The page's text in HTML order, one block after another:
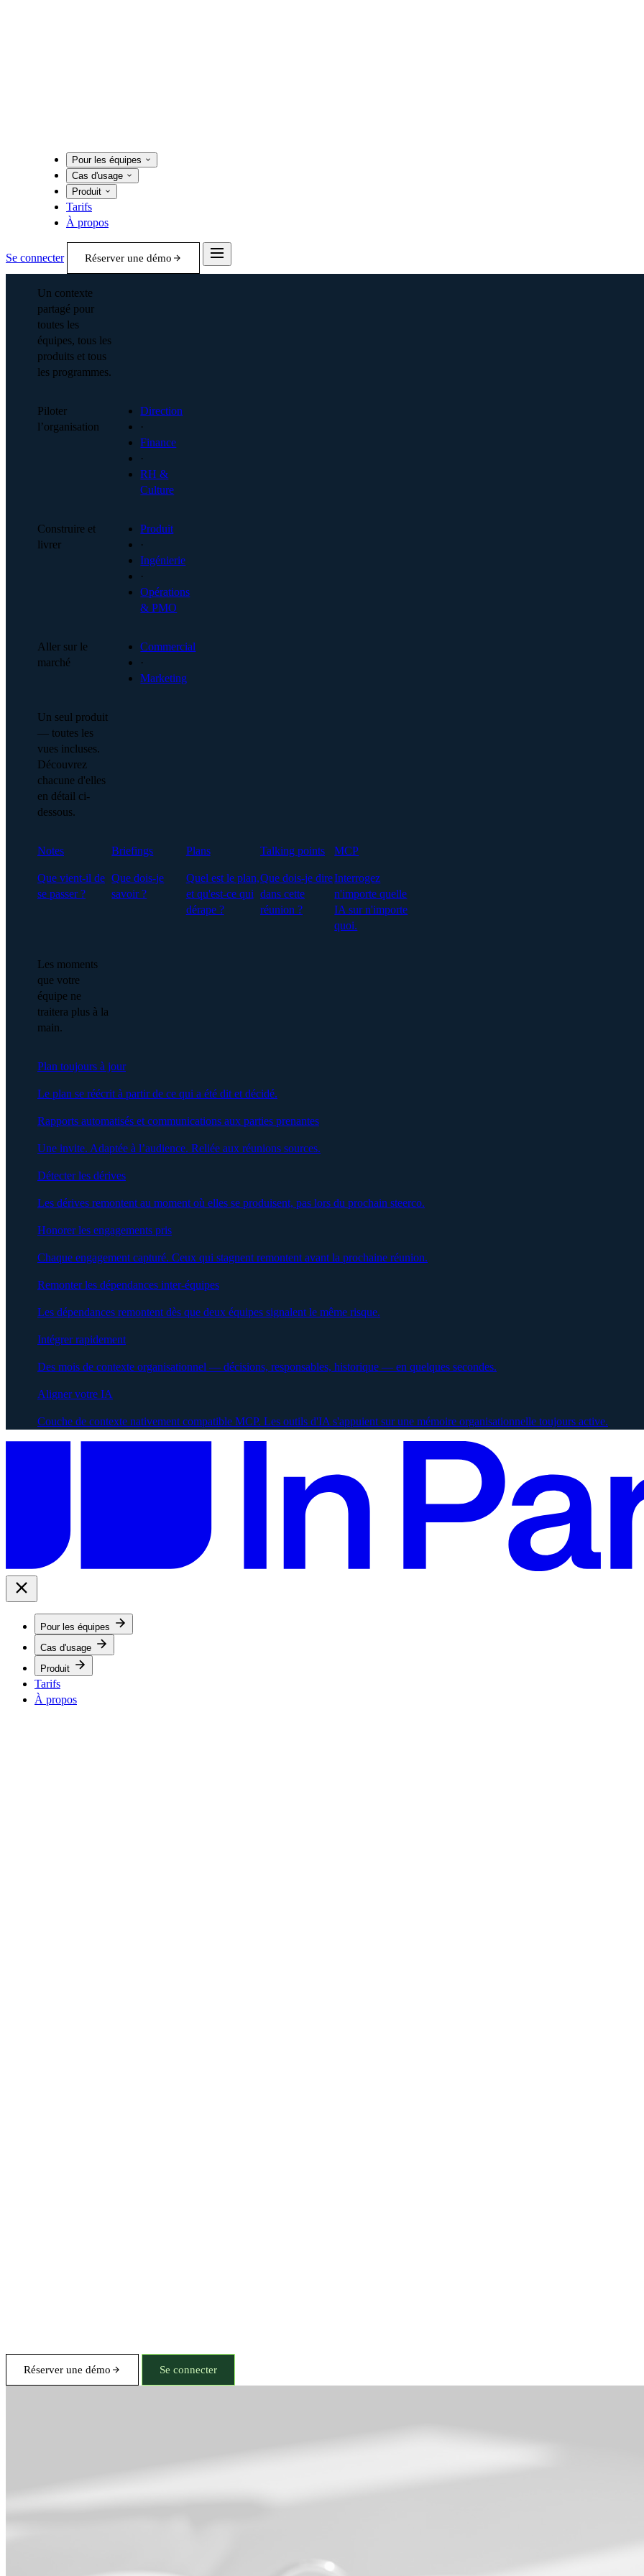
Pour les équipes
Cas d'usage
Produit
Tarifs
À propos
Se connecter Réserver une démo
Un contexte
partagé pour
toutes les
équipes, tous les
produits et tous
les programmes.
Piloter
l’organisation
Direction
·
Finance
·
RH &
Culture
Construire et
livrer
Produit
·
Ingénierie
·
Opérations
& PMO
Aller sur le
marché
Commercial
·
Marketing
Un seul produit
— toutes les
vues incluses.
Découvrez
chacune d'elles
en détail ci-
dessous.
Notes
Que vient-il de
se passer ?
Briefings
Que dois-je
savoir ?
Plans
Quel est le plan,
et qu'est-ce qui
dérape ?
Talking points
Que dois-je dire
dans cette
réunion ?
MCP
Interrogez
n'importe quelle
IA sur n'importe
quoi.
Les moments
que votre
équipe ne
traitera plus à la
main.
Plan toujours à jour
Le plan se réécrit à partir de ce qui a été dit et décidé.
Rapports automatisés et communications aux parties prenantes
Une invite. Adaptée à l’audience. Reliée aux réunions sources.
Détecter les dérives
Les dérives remontent au moment où elles se produisent, pas lors du prochain steerco.
Honorer les engagements pris
Chaque engagement capturé. Ceux qui stagnent remontent avant la prochaine réunion.
Remonter les dépendances inter-équipes
Les dépendances remontent dès que deux équipes signalent le même risque.
Intégrer rapidement
Des mois de contexte organisationnel — décisions, responsables, historique — en quelques secondes.
Aligner votre IA
Couche de contexte nativement compatible MCP. Les outils d'IA s'appuient sur une mémoire organisationnelle toujours active.
Pour les équipes
Cas d'usage
Produit
Tarifs
À propos
Réserver une démo Se connecter